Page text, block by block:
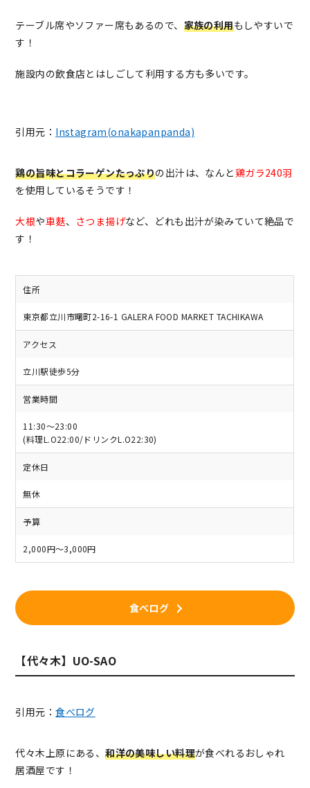
テーブル席やソファー席もあるので、 家族の利用もしやすいで
す！
施設内の飲食店とはしごして利用する方も多いです。
引用元： Instagram(onakapanpanda)
鶏の旨味とコラーゲンたっぷりの出汁は、なんと 鶏ガラ240羽
を使用しているそうです！
大根や車麩、 さつま揚げなど、どれも出汁が染みていて絶品で
す！
住所
東京都立川市曙町2-16-1 GALERA FOOD MARKET TACHIKAWA
アクセス
立川駅徒歩5分
営業時間
11:30～23:00
(料理L.O22:00/ドリンクL.O22:30)
定休日
無休
予算
2,000円～3,000円
食べログ
【代々木】UO-SAO
引用元：食べログ
代々木上原にある、和洋の美味しい料理が食べれるおしゃれ
居酒屋です！